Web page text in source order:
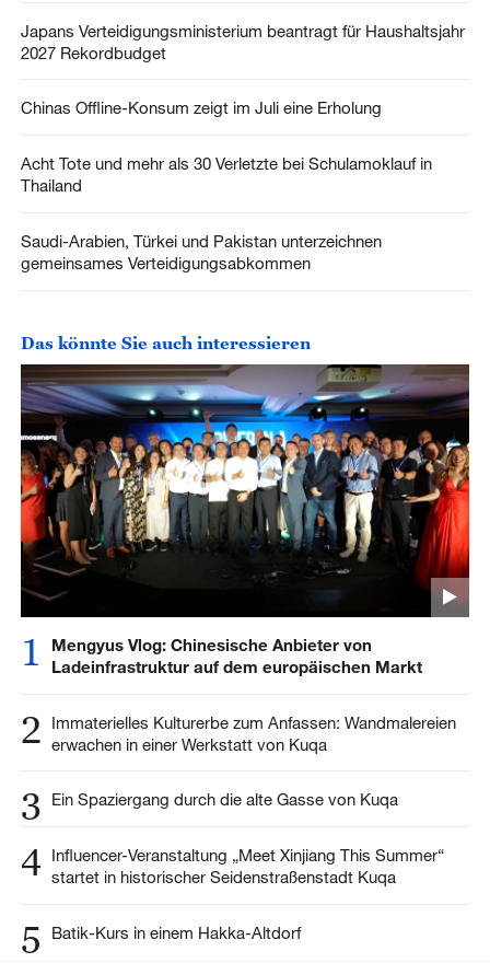
Japans Verteidigungsministerium beantragt für Haushaltsjahr
2027 Rekordbudget
Chinas Offline-Konsum zeigt im Juli eine Erholung
Acht Tote und mehr als 30 Verletzte bei Schulamoklauf in
Thailand
Saudi-Arabien, Türkei und Pakistan unterzeichnen
gemeinsames Verteidigungsabkommen
Das könnte Sie auch interessieren
1
Mengyus Vlog: Chinesische Anbieter von
Ladeinfrastruktur auf dem europäischen Markt
2
Immaterielles Kulturerbe zum Anfassen: Wandmalereien
erwachen in einer Werkstatt von Kuqa
3 Ein Spaziergang durch die alte Gasse von Kuqa
4 Influencer-Veranstaltung „Meet Xinjiang This Summer“
startet in historischer Seidenstraßenstadt Kuqa
5 Batik-Kurs in einem Hakka-Altdorf